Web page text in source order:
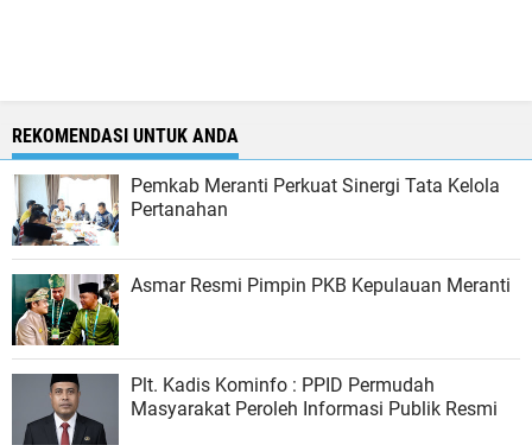
REKOMENDASI UNTUK ANDA
Pemkab Meranti Perkuat Sinergi Tata Kelola
Pertanahan
Asmar Resmi Pimpin PKB Kepulauan Meranti
Plt. Kadis Kominfo : PPID Permudah
Masyarakat Peroleh Informasi Publik Resmi